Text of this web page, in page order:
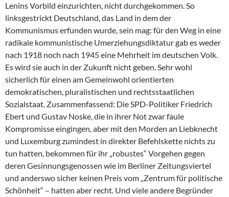
Lenins Vorbild einzurichten, nicht durchgekommen. So
linksgestrickt Deutschland, das Land in dem der
Kommunismus erfunden wurde, sein mag: für den Weg in eine
radikale kommunistische Umerziehungsdiktatur gab es weder
nach 1918 noch nach 1945 eine Mehrheit im deutschen Volk.
Es wird sie auch in der Zukunft nicht geben. Sehr wohl
sicherlich für einen am Gemeinwohl orientierten
demokratischen, pluralistischen und rechtsstaatlichen
Sozialstaat. Zusammenfassend: Die SPD-Politiker Friedrich
Ebert und Gustav Noske, die in ihrer Not zwar faule
Kompromisse eingingen, aber mit den Morden an Liebknecht
und Luxemburg zumindest in direkter Befehlskette nichts zu
tun hatten, bekommen für ihr „robustes“ Vorgehen gegen
deren Gesinnungsgenossen wie im Berliner Zeitungsviertel
und anderswo sicher keinen Preis vom „Zentrum für politische
Schönheit“ – hatten aber recht. Und viele andere Begründer